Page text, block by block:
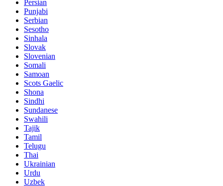
Persian
Punjabi
Serbian
Sesotho
Sinhala
Slovak
Slovenian
Somali
Samoan
Scots Gaelic
Shona
Sindhi
Sundanese
Swahili
Tajik
Tamil
Telugu
Thai
Ukrainian
Urdu
Uzbek